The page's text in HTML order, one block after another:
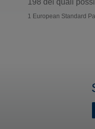
1 European Standard